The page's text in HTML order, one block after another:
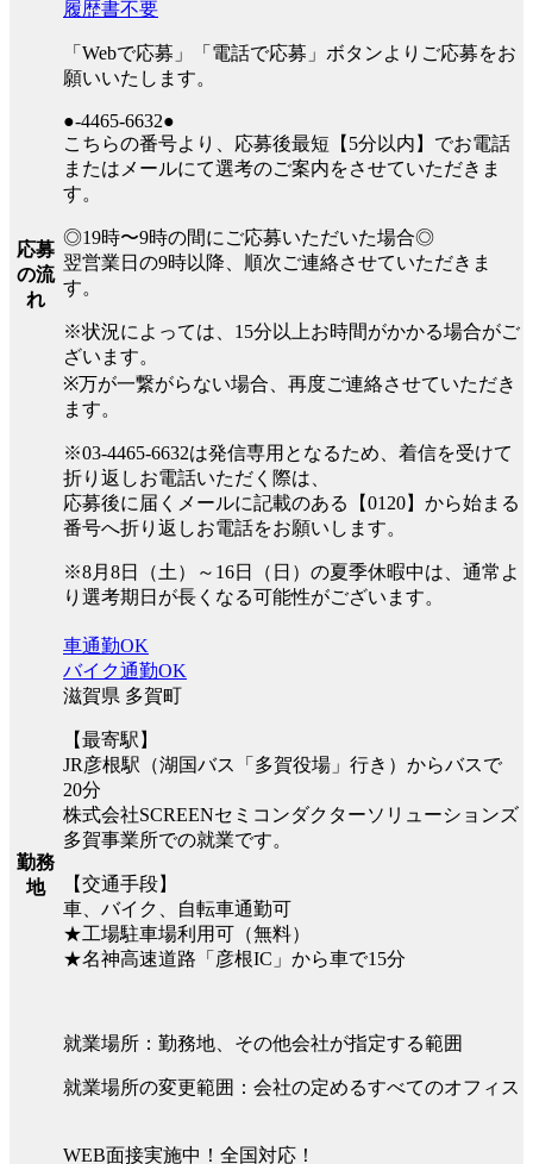
応募
の流
れ
履歴書不要
「Webで応募」「電話で応募」ボタンよりご応募をお
願いいたします。
●-4465-6632●
こちらの番号より、応募後最短【5分以内】でお電話
またはメールにて選考のご案内をさせていただきま
す。
◎19時〜9時の間にご応募いただいた場合◎
翌営業日の9時以降、順次ご連絡させていただきま
す。
※状況によっては、15分以上お時間がかかる場合がご
ざいます。
※万が一繋がらない場合、再度ご連絡させていただき
ます。
※03-4465-6632は発信専用となるため、着信を受けて
折り返しお電話いただく際は、
応募後に届くメールに記載のある【0120】から始まる
番号へ折り返しお電話をお願いします。
※8月8日（土）～16日（日）の夏季休暇中は、通常よ
り選考期日が長くなる可能性がございます。
勤務
地
車通勤OK
バイク通勤OK
滋賀県 多賀町
【最寄駅】
JR彦根駅（湖国バス「多賀役場」行き）からバスで
20分
株式会社SCREENセミコンダクターソリューションズ
多賀事業所での就業です。
【交通手段】
車、バイク、自転車通勤可
★工場駐車場利用可（無料）
★名神高速道路「彦根IC」から車で15分
就業場所：勤務地、その他会社が指定する範囲
就業場所の変更範囲：会社の定めるすべてのオフィス
WEB面接実施中！全国対応！